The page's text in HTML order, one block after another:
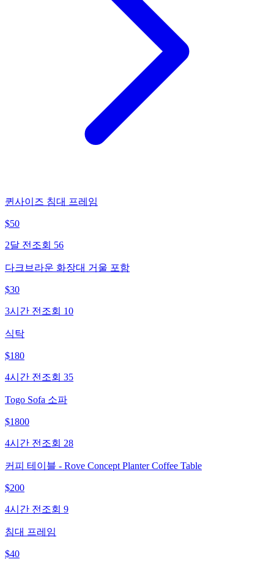
퀸사이즈 침대 프레임
$50
2달 전 조회 56
다크브라운 화장대 거울 포함
$30
3시간 전 조회 10
식탁
$180
4시간 전 조회 35
Togo Sofa 소파
$1800
4시간 전 조회 28
커피 테이블 - Rove Concept Planter Coffee Table
$200
4시간 전 조회 9
침대 프레임
$40